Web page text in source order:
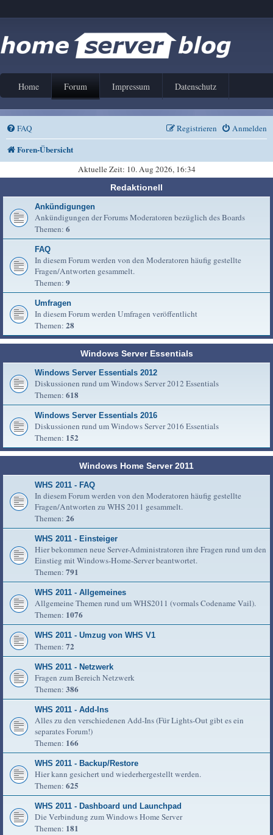
Home Forum Impressum Datenschutz
FAQ Anmelden
Registrieren
Foren-Übersicht
Aktuelle Zeit: 10. Aug 2026, 16:34
Redaktionell
Ankündigungen
Ankündigungen der Forums Moderatoren bezüglich des Boards
Themen: 6
FAQ
In diesem Forum werden von den Moderatoren häufig gestellte
Fragen/Antworten gesammelt.
Themen: 9
Umfragen
In diesem Forum werden Umfragen veröffentlicht
Themen: 28
Windows Server Essentials
Windows Server Essentials 2012
Diskussionen rund um Windows Server 2012 Essentials
Themen: 618
Windows Server Essentials 2016
Diskussionen rund um Windows Server 2016 Essentials
Themen: 152
Windows Home Server 2011
WHS 2011 - FAQ
In diesem Forum werden von den Moderatoren häufig gestellte
Fragen/Antworten zu WHS 2011 gesammelt.
Themen: 26
WHS 2011 - Einsteiger
Hier bekommen neue Server-Administratoren ihre Fragen rund um den
Einstieg mit Windows-Home-Server beantwortet.
Themen: 791
WHS 2011 - Allgemeines
Allgemeine Themen rund um WHS2011 (vormals Codename Vail).
Themen: 1076
WHS 2011 - Umzug von WHS V1
Themen: 72
WHS 2011 - Netzwerk
Fragen zum Bereich Netzwerk
Themen: 386
WHS 2011 - Add-Ins
Alles zu den verschiedenen Add-Ins (Für Lights-Out gibt es ein
separates Forum!)
Themen: 166
WHS 2011 - Backup/Restore
Hier kann gesichert und wiederhergestellt werden.
Themen: 625
WHS 2011 - Dashboard und Launchpad
Die Verbindung zum Windows Home Server
Themen: 181